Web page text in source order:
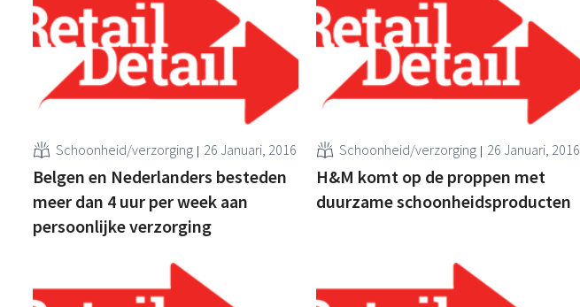
Schoonheid/verzorging 26 Januari, 2016
Belgen en Nederlanders besteden
meer dan 4 uur per week aan
persoonlijke verzorging
Schoonheid/verzorging 26 Januari, 2016
H&M komt op de proppen met
duurzame schoonheidsproducten